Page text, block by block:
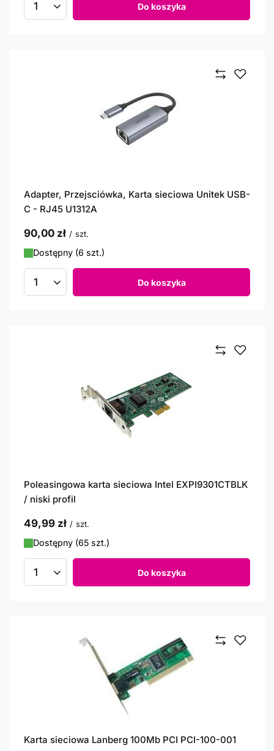
Ilość produktów Do koszyka
Adapter, Przejsciówka, Karta sieciowa Unitek USB-
C - RJ45 U1312A
90,00 zł / szt.
Dostępny (6 szt.)
Ilość produktów Do koszyka
Poleasingowa karta sieciowa Intel EXPI9301CTBLK
/ niski profil
49,99 zł / szt.
Dostępny (65 szt.)
Ilość produktów Do koszyka
Karta sieciowa Lanberg 100Mb PCI PCI-100-001